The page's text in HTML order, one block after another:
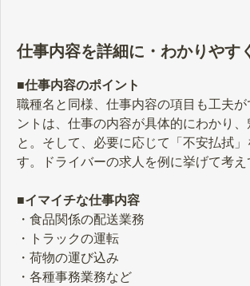
仕事内容を詳細に・わかりやす
■仕事内容のポイント
職種名と同様、仕事内容の項目も工夫が
ントは、仕事の内容が具体的にわかり、
と。そして、必要に応じて「不安払拭
す。ドライバーの求人を例に挙げて考え
■イマイチな仕事内容
・食品関係の配送業務
・トラックの運転
・荷物の運び込み
・各種事務業務など